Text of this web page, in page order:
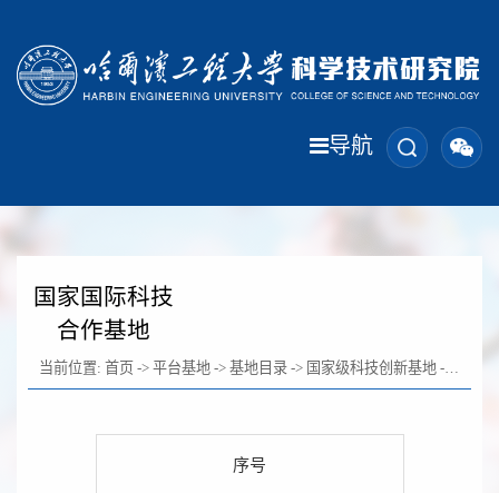
导航
国家国际科技
合作基地
当前位置: 首页 -> 平台基地 -> 基地目录 -> 国家级科技创新基地 -> 国家
序号